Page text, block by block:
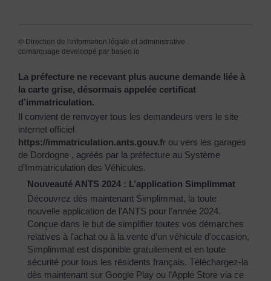
© Direction de l'information légale et administrative
comarquage developpé par baseo.io
La préfecture ne recevant plus aucune demande liée à
la carte grise, désormais appelée certificat
d’immatriculation.
Il convient de renvoyer tous les demandeurs vers le site
internet officiel
https://immatriculation.ants.gouv.fr ou vers les garages
de Dordogne , agréés par la préfecture au Système
d’Immatriculation des Véhicules.
Nouveauté ANTS 2024 : L’application Simplimmat
Découvrez dès maintenant Simplimmat, la toute
nouvelle application de l’ANTS pour l’année 2024.
Conçue dans le but de simplifier toutes vos démarches
relatives à l’achat ou à la vente d’un véhicule d’occasion,
Simplimmat est disponible gratuitement et en toute
sécurité pour tous les résidents français. Téléchargez-la
dès maintenant sur Google Play ou l’Apple Store via ce